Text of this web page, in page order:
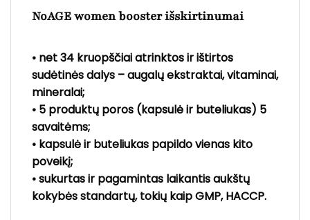
NoAGE women booster išskirtinumai
• net 34 kruopščiai atrinktos ir ištirtos
sudėtinės dalys – augalų ekstraktai, vitaminai,
mineralai;
• 5 produktų poros (kapsulė ir buteliukas) 5
savaitėms;
• kapsulė ir buteliukas papildo vienas kito
poveikį;
• sukurtas ir pagamintas laikantis aukštų
kokybės standartų, tokių kaip GMP, HACCP.